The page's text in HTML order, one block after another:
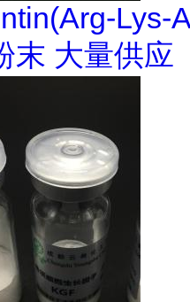
Lys-
末 大量供应